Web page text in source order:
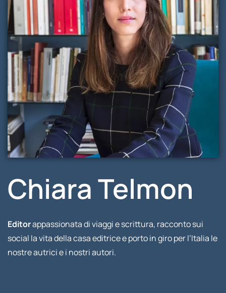
Chiara Telmon
Editorappassionata di viaggi e scrittura, racconto sui
social la vita della casa editrice e porto in giro per l’Italia le
nostre autrici e i nostri autori.